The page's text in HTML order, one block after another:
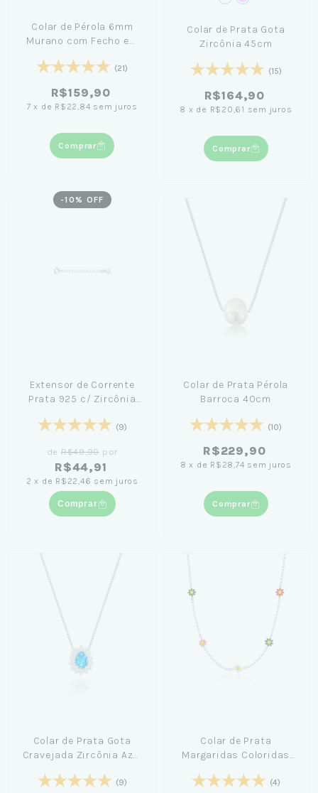
Colar de Pérola 6mm
Murano com Fecho em
(21)
R$159,90
7 x de R$22,84 sem juros
Comprar
Colar de Prata Gota
Zircônia 45cm
(15)
R$164,90
8 x de R$20,61 sem juros
Comprar
-10 % OFF
Extensor de Corrente
Prata 925 c/ Zircônia
(9)
de R$49,90 por
R$44,91
2 x de R$22,46 sem juros
Comprar
Colar de Prata Pérola
Barroca 40cm
(10)
R$229,90
8 x de R$28,74 sem juros
Comprar
Colar de Prata Gota
Cravejada Zircônia Azul
(9)
Colar de Prata
Margaridas Coloridas
(4)